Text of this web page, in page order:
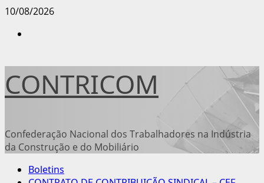
Avançar
10/08/2026
CONTRICOM
Confederação Nacional dos Trabalhadores na Indústria
da Construção e do Mobiliário
MenuBoletins